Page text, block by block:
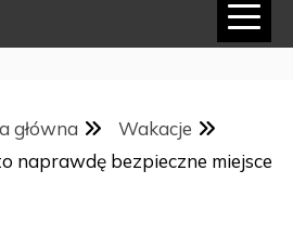
główna
Wakacje
naprawdę bezpieczne miejsce